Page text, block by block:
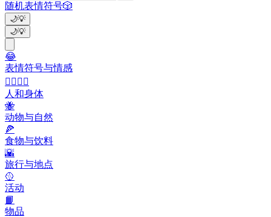
随机表情符号🎲
🌙💡
🌙💡
😂
表情符号与情感
👩‍❤️‍💋‍👨
人和身体
🐝
动物与自然
🍕
食物与饮料
🌇
旅行与地点
🥎
活动
📙
物品